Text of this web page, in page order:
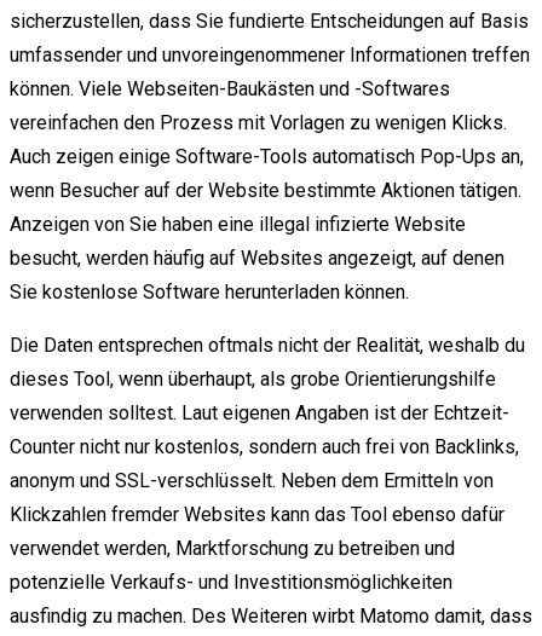
sicherzustellen, dass Sie fundierte Entscheidungen auf Basis
umfassender und unvoreingenommener Informationen treffen
können. Viele Webseiten-Baukästen und -Softwares
vereinfachen den Prozess mit Vorlagen zu wenigen Klicks.
Auch zeigen einige Software-Tools automatisch Pop-Ups an,
wenn Besucher auf der Website bestimmte Aktionen tätigen.
Anzeigen von Sie haben eine illegal infizierte Website
besucht, werden häufig auf Websites angezeigt, auf denen
Sie kostenlose Software herunterladen können.
Die Daten entsprechen oftmals nicht der Realität, weshalb du
dieses Tool, wenn überhaupt, als grobe Orientierungshilfe
verwenden solltest. Laut eigenen Angaben ist der Echtzeit-
Counter nicht nur kostenlos, sondern auch frei von Backlinks,
anonym und SSL-verschlüsselt. Neben dem Ermitteln von
Klickzahlen fremder Websites kann das Tool ebenso dafür
verwendet werden, Marktforschung zu betreiben und
potenzielle Verkaufs- und Investitionsmöglichkeiten
ausfindig zu machen. Des Weiteren wirbt Matomo damit, dass